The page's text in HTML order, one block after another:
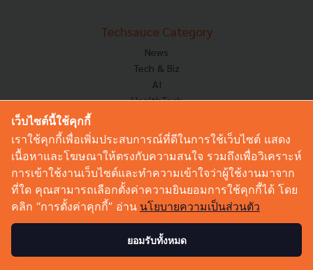
Techsauce Category
News
Tech & Biz
AI
HealthTech
Corp Innov
Saucy Thoughts
Based On
Sustainable
Videos
Podcast
เว็บไซต์นี้ใช้คุกกี้
เราใช้คุกกี้เพื่อเพิ่มประสบการณ์ที่ดีในการใช้เว็บไซต์ แสดง
เนื้อหาและโฆษณาให้ตรงกับความสนใจ รวมถึงเพื่อวิเคราะห์
การเข้าใช้งานเว็บไซต์และทำความเข้าใจว่าผู้ใช้งานมาจาก
ที่ใด คุณสามารถเลือกตั้งค่าความยินยอมการใช้คุกกี้ได้ โดย
คลิก “การตั้งค่าคุกกี้” อ่าน นโยบายความเป็นส่วนตัว
ยอมรับทั้งหมด